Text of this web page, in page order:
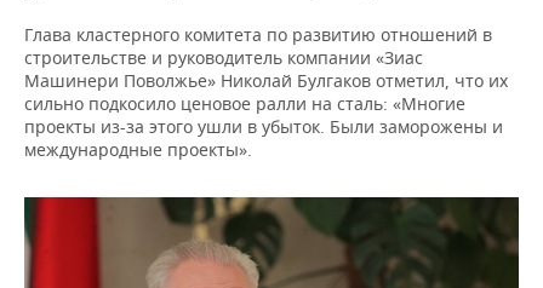
Глава кластерного комитета по развитию отношений в
строительстве и руководитель компании «Зиас
Машинери Поволжье» Николай Булгаков отметил, что их
сильно подкосило ценовое ралли на сталь: «Многие
проекты из-за этого ушли в убыток. Были заморожены и
международные проекты».